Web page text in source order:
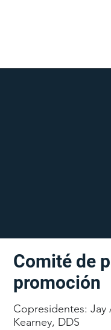
Copresidentes: Jay
Kearney, DDS
Comité de
promoción